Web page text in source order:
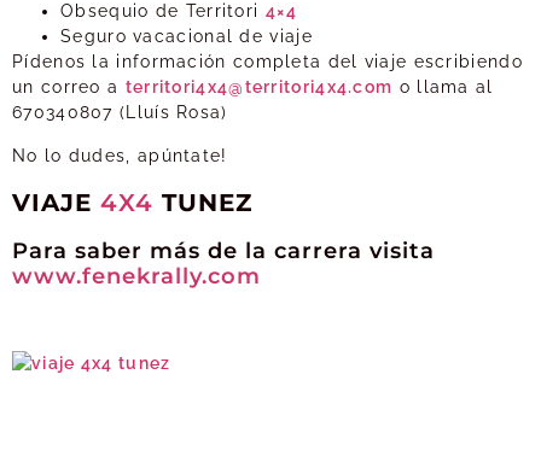
Obsequio de Territori 4×4
Seguro vacacional de viaje
Pídenos la información completa del viaje escribiendo
un correo a territori4x4@territori4x4.com o llama al
670340807 (Lluís Rosa)
No lo dudes, apúntate!
VIAJE 4X4 TUNEZ
Para saber más de la carrera visita
www.fenekrally.com